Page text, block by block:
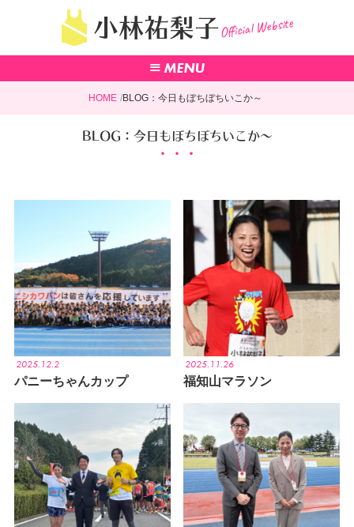
小林祐梨子Official Website
HOME BLOG：今日もぼちぼちいこか～
BLOG：今日もぼちぼちいこか～
2025.12.2
パニーちゃんカップ
2025.11.26
福知山マラソン